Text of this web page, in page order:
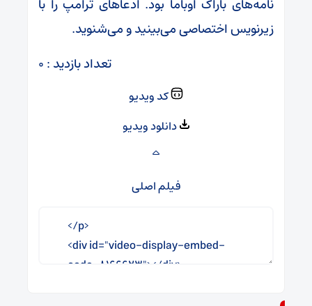
نامه‌های باراک اوباما بود. ادعاهای ترامپ را با
زیرنویس اختصاصی می‌بینید و می‌شنوید.
تعداد بازدید : ۰
دانلود ویدیو
فیلم اصلی